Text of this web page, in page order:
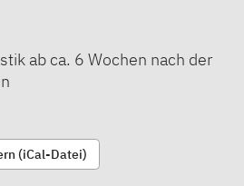
ab ca. 6 Wochen nach der
(iCal-Datei)